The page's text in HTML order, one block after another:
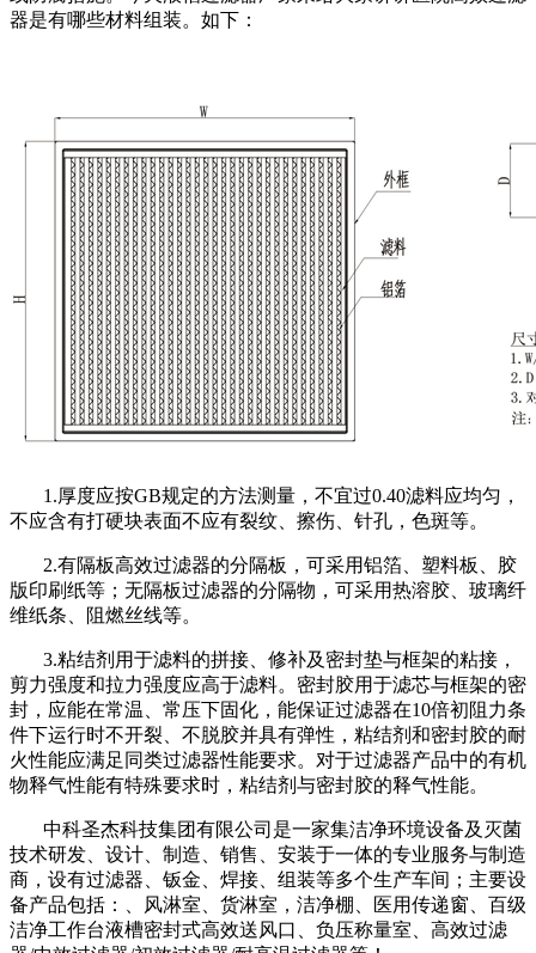
器是有哪些材料组装。如下：
1.厚度应按GB规定的方法测量，不宜过0.40滤料应均匀，
不应含有打硬块表面不应有裂纹、擦伤、针孔，色斑等。
2.有隔板高效过滤器的分隔板，可采用铝箔、塑料板、胶
版印刷纸等；无隔板过滤器的分隔物，可采用热溶胶、玻璃纤
维纸条、阻燃丝线等。
3.粘结剂用于滤料的拼接、修补及密封垫与框架的粘接，
剪力强度和拉力强度应高于滤料。密封胶用于滤芯与框架的密
封，应能在常温、常压下固化，能保证过滤器在10倍初阻力条
件下运行时不开裂、不脱胶并具有弹性，粘结剂和密封胶的耐
火性能应满足同类过滤器性能要求。对于过滤器产品中的有机
物释气性能有特殊要求时，粘结剂与密封胶的释气性能。
中科圣杰科技集团有限公司是一家集洁净环境设备及灭菌
技术研发、设计、制造、销售、安装于一体的专业服务与制造
商，设有过滤器、钣金、焊接、组装等多个生产车间；主要设
备产品包括：、风淋室、货淋室，洁净棚、医用传递窗、百级
洁净工作台液槽密封式高效送风口、负压称量室、高效过滤